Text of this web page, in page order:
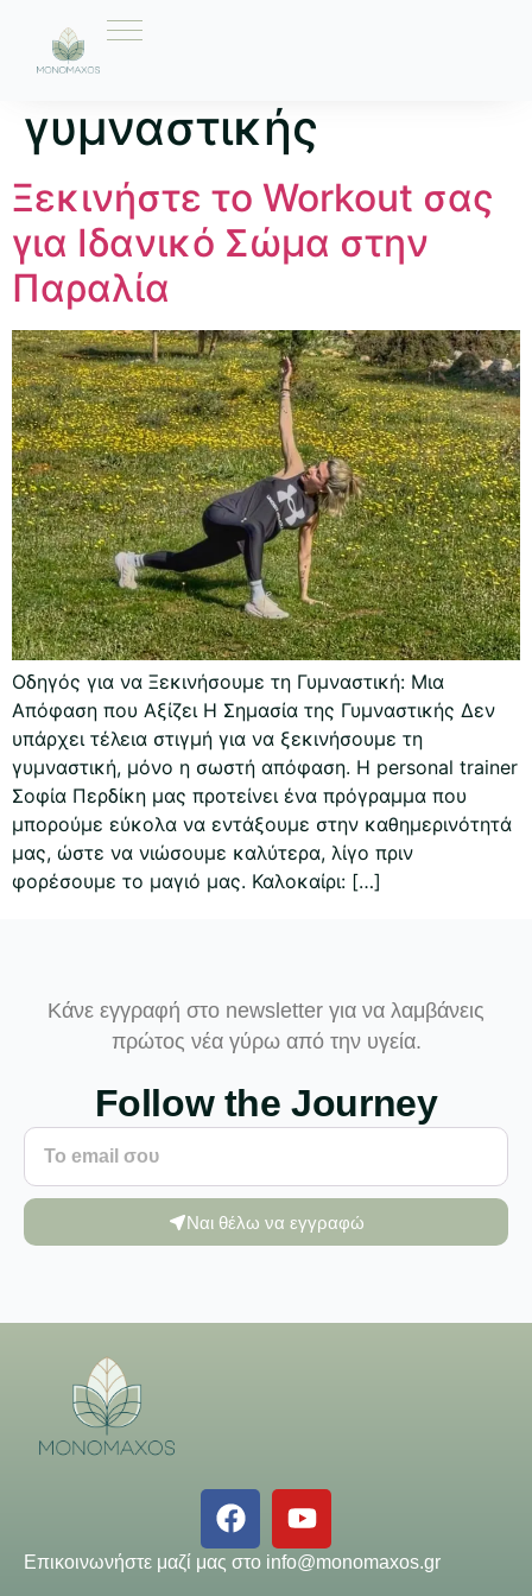
Ετικέτα:
γυμναστικής
Ξεκινήστε το Workout σας
για Ιδανικό Σώμα στην
Παραλία
Οδηγός για να Ξεκινήσουμε τη Γυμναστική: Μια
Απόφαση που Αξίζει Η Σημασία της Γυμναστικής Δεν
υπάρχει τέλεια στιγμή για να ξεκινήσουμε τη
γυμναστική, μόνο η σωστή απόφαση. Η personal trainer
Σοφία Περδίκη μας προτείνει ένα πρόγραμμα που
μπορούμε εύκολα να εντάξουμε στην καθημερινότητά
μας, ώστε να νιώσουμε καλύτερα, λίγο πριν
φορέσουμε το μαγιό μας. Καλοκαίρι: […]
Κάνε εγγραφή στο newsletter για να λαμβάνεις
πρώτος νέα γύρω από την υγεία.
Follow the Journey
Ναι θέλω να εγγραφώ
Επικοινωνήστε μαζί μας στο info@monomaxos.gr